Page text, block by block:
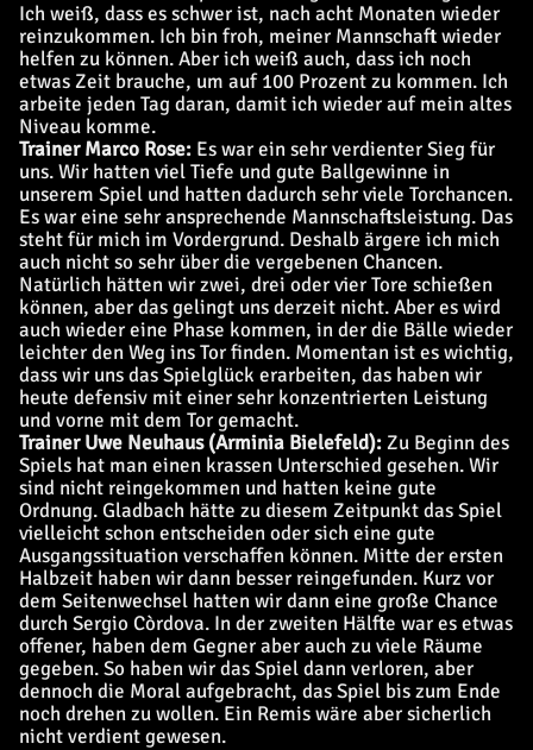
Ich weiß, dass es schwer ist, nach acht Monaten wieder
reinzukommen. Ich bin froh, meiner Mannschaft wieder
helfen zu können. Aber ich weiß auch, dass ich noch
etwas Zeit brauche, um auf 100 Prozent zu kommen. Ich
arbeite jeden Tag daran, damit ich wieder auf mein altes
Niveau komme.
Trainer Marco Rose: Es war ein sehr verdienter Sieg für
uns. Wir hatten viel Tiefe und gute Ballgewinne in
unserem Spiel und hatten dadurch sehr viele Torchancen.
Es war eine sehr ansprechende Mannschaftsleistung. Das
steht für mich im Vordergrund. Deshalb ärgere ich mich
auch nicht so sehr über die vergebenen Chancen.
Natürlich hätten wir zwei, drei oder vier Tore schießen
können, aber das gelingt uns derzeit nicht. Aber es wird
auch wieder eine Phase kommen, in der die Bälle wieder
leichter den Weg ins Tor finden. Momentan ist es wichtig,
dass wir uns das Spielglück erarbeiten, das haben wir
heute defensiv mit einer sehr konzentrierten Leistung
und vorne mit dem Tor gemacht.
Trainer Uwe Neuhaus (Arminia Bielefeld):Zu Beginn des
Spiels hat man einen krassen Unterschied gesehen. Wir
sind nicht reingekommen und hatten keine gute
Ordnung. Gladbach hätte zu diesem Zeitpunkt das Spiel
vielleicht schon entscheiden oder sich eine gute
Ausgangssituation verschaffen können. Mitte der ersten
Halbzeit haben wir dann besser reingefunden. Kurz vor
dem Seitenwechsel hatten wir dann eine große Chance
durch Sergio Còrdova. In der zweiten Hälfte war es etwas
offener, haben dem Gegner aber auch zu viele Räume
gegeben. So haben wir das Spiel dann verloren, aber
dennoch die Moral aufgebracht, das Spiel bis zum Ende
noch drehen zu wollen. Ein Remis wäre aber sicherlich
nicht verdient gewesen.